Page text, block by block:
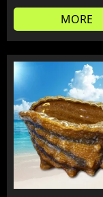
MORE